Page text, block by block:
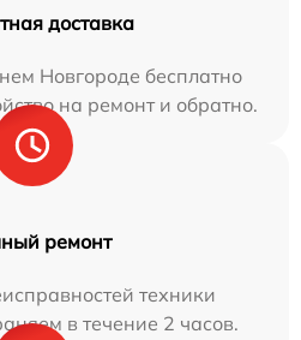
доставка
Новгороде бесплатно
на ремонт и обратно.
ремонт
техники
в течение 2 часов.